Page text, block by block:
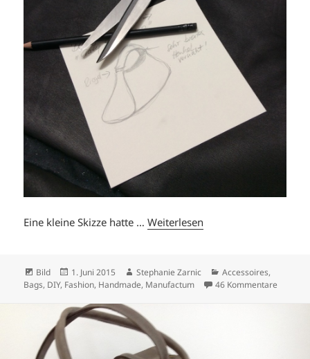
Eine kleine Skizze hatte …Weiterlesen
Format
Bild
Veröffentlicht
am
1. Juni 2015 Autor
Stephanie Zarnic Kategorien
Accessoires,
Bags, DIY, Fashion, Handmade, Manufactum 46 Kommentare